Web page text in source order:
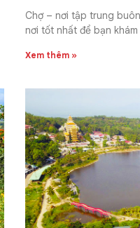
Chợ – nơi tập trung
nơi tốt nhất để bạn
Xem thêm »